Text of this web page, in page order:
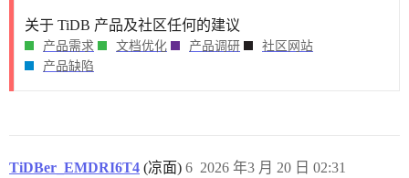
关于 TiDB 产品及社区任何的建议
产品需求 文档优化 产品调研
社区网站
产品缺陷
TiDBer_EMDRI6T4 (凉面) 2026 年3 月 20 日 02:31
6